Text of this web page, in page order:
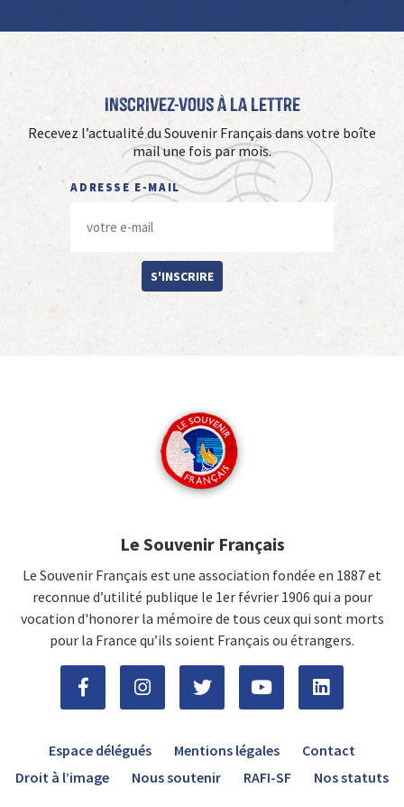
Inscrivez-vous à La Lettre
Recevez l’actualité du Souvenir Français dans votre boîte
mail une fois par mois.
ADRESSE E-MAIL
S'INSCRIRE
Le Souvenir Français
Le Souvenir Français est une association fondée en 1887 et
reconnue d’utilité publique le 1er février 1906 qui a pour
vocation d'honorer la mémoire de tous ceux qui sont morts
pour la France qu’ils soient Français ou étrangers.
Espace délégués Mentions légales
Contact
Droit à l’image
Nous soutenir RAFI-SF Nos statuts